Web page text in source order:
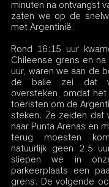
minuten na ontvangst
zaten we op de
met Argentinië.
Rond 16:15 uur
Chileense grens en
uur, waren we aan de
de balie zei dat
oversteken, omdat het
toeristen om de
steken. Ze zeiden dat
naar Punta Arenas en
terug moesten
natuurlijk geen 2,5
sliepen we in
parkeerplaats een
grens. De volgende